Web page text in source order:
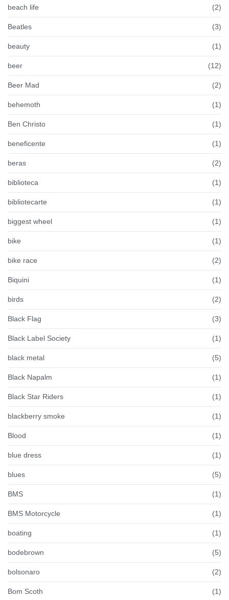
beach life (2)
Beatles (3)
beauty (1)
beer (12)
Beer Mad (2)
behemoth (1)
Ben Christo (1)
beneficente (1)
beras (2)
biblioteca (1)
bibliotecarte (1)
biggest wheel (1)
bike (1)
bike race (2)
Biquini (1)
birds (2)
Black Flag (3)
Black Label Society (1)
black metal (5)
Black Napalm (1)
Black Star Riders (1)
blackberry smoke (1)
Blood (1)
blue dress (1)
blues (5)
BMS (1)
BMS Motorcycle (1)
boating (1)
bodebrown (5)
bolsonaro (2)
Bom Scoth (1)